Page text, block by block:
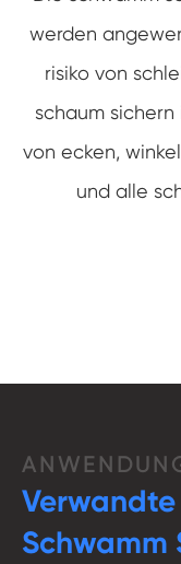
werden
risiko von
schaum
von ecken,
und alle
Verwandte
Schwamm